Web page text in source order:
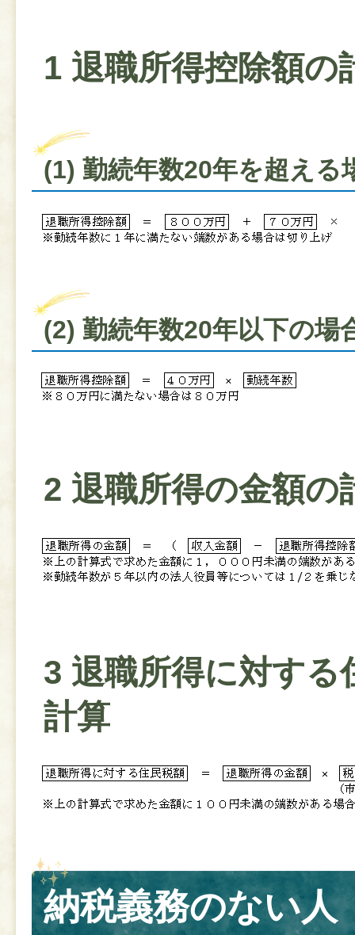
1 退職所得控除額の
(1) 勤続年数20年を超える
(2) 勤続年数20年以下の場
2 退職所得の金額の
3 退職所得に対する
計算
納税義務のない人